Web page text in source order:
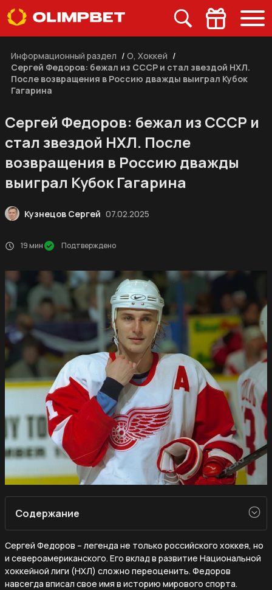
Информационный раздел / О, Хоккей /
Сергей Федоров: бежал из СССР и стал звездой НХЛ.
После возвращения в Россию дважды выиграл Кубок
Гагарина
Сергей Федоров: бежал из СССР и
стал звездой НХЛ. После
возвращения в Россию дважды
выиграл Кубок Гагарина
Кузнецов Сергей 07.02.2025
19 мин Подтверждено
Содержание
Сергей Федоров – легенда не только российского хоккея, но
и североамериканского. Его вклад в развитие Национальной
хоккейной лиги (НХЛ) сложно переоценить. Федоров
навсегда вписал свое имя в историю мирового спорта.